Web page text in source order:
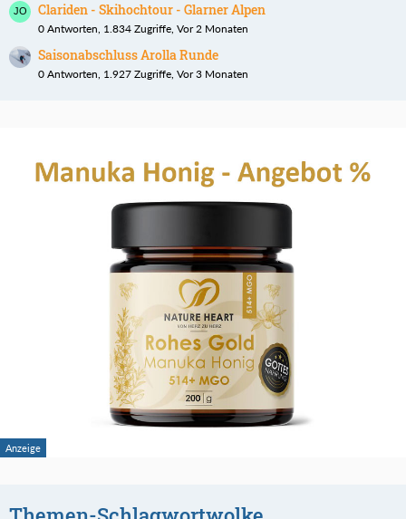
Clariden - Skihochtour - Glarner Alpen
0 Antworten, 1.834 Zugriffe, Vor 2 Monaten
Saisonabschluss Arolla Runde
0 Antworten, 1.927 Zugriffe, Vor 3 Monaten